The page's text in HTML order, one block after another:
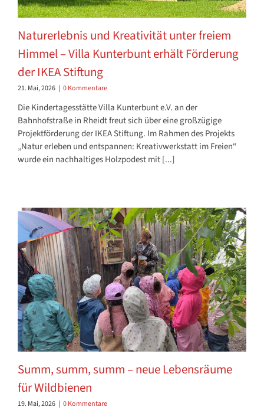
Naturerlebnis und Kreativität unter freiem
Himmel – Villa Kunterbunt erhält Förderung
der IKEA Stiftung
21. Mai, 2026 | 0 Kommentare
Die Kindertagesstätte Villa Kunterbunt e.V. an der
Bahnhofstraße in Rheidt freut sich über eine großzügige
Projektförderung der IKEA Stiftung. Im Rahmen des Projekts
„Natur erleben und entspannen: Kreativwerkstatt im Freien“
wurde ein nachhaltiges Holzpodest mit [...]
Summ, summ, summ – neue Lebensräume
für Wildbienen
19. Mai, 2026 | 0 Kommentare